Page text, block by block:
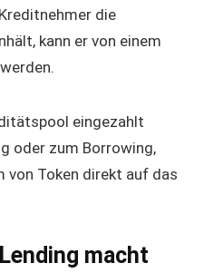
die
kann er von einem
eingezahlt
oder zum Borrowing,
von Token direkt auf das
macht